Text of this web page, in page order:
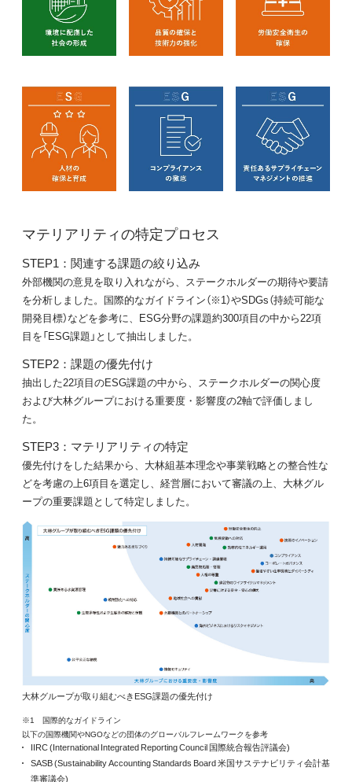
マテリアリティの特定プロセス
STEP1：関連する課題の絞り込み
外部機関の意見を取り入れながら、ステークホルダーの期待や要請
を分析しました。国際的なガイドライン（※1）やSDGs（持続可能な
開発目標）などを参考に、ESG分野の課題約300項目の中から22項
目を「ESG課題」として抽出しました。
STEP2：課題の優先付け
抽出した22項目のESG課題の中から、ステークホルダーの関心度
および大林グループにおける重要度・影響度の2軸で評価しまし
た。
STEP3：マテリアリティの特定
優先付けをした結果から、大林組基本理念や事業戦略との整合性な
どを考慮の上6項目を選定し、経営層において審議の上、大林グル
ープの重要課題として特定しました。
大林グループが取り組むべきESG課題の優先付け
※1 国際的なガイドライン
以下の国際機関やNGOなどの団体のグローバルフレームワークを参考
IIRC (International Integrated Reporting Council 国際統合報告評議会)
SASB (Sustainability Accounting Standards Board 米国サステナビリティ会計基
準審議会)